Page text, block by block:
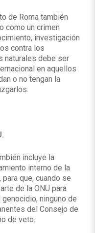
de Roma también
como un crimen
investigación
contra los
naturales debe ser
en aquellos
o no tengan la
incluye la
interno de la
que, cuando se
de la ONU para
ninguno de
del Consejo de
de veto.